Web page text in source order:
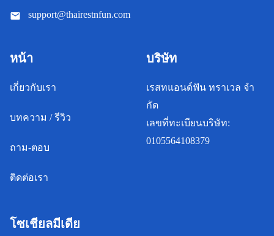
support@thairestnfun.com
หน้า
เกี่ยวกับเรา
บทความ / รีวิว
ถาม-ตอบ
ติดต่อเรา
บริษัท
เรสทแอนด์ฟัน ทราเวล จํา
กัด
เลขที่ทะเบียนบริษัท:
0105564108379
โซเชียลมีเดีย